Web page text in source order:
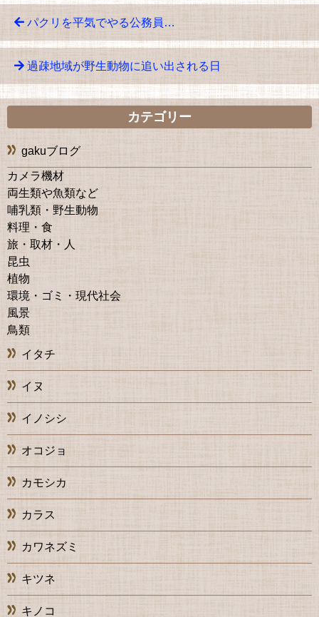
パクリを平気でやる公務員…
過疎地域が野生動物に追い出される日
カテゴリー
gakuブログ
カメラ機材
両生類や魚類など
哺乳類・野生動物
料理・食
旅・取材・人
昆虫
植物
環境・ゴミ・現代社会
風景
鳥類
イタチ
イヌ
イノシシ
オコジョ
カモシカ
カラス
カワネズミ
キツネ
キノコ